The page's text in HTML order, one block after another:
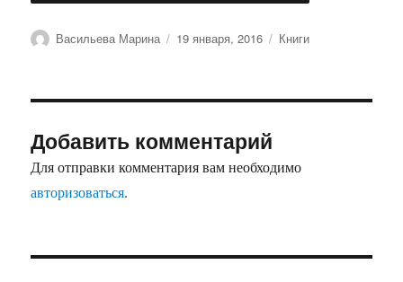
Автор
Васильева Марина Опубликовано
19 января, 2016 Рубрики
Книги
Добавить комментарий
Для отправки комментария вам необходимо
авторизоваться.